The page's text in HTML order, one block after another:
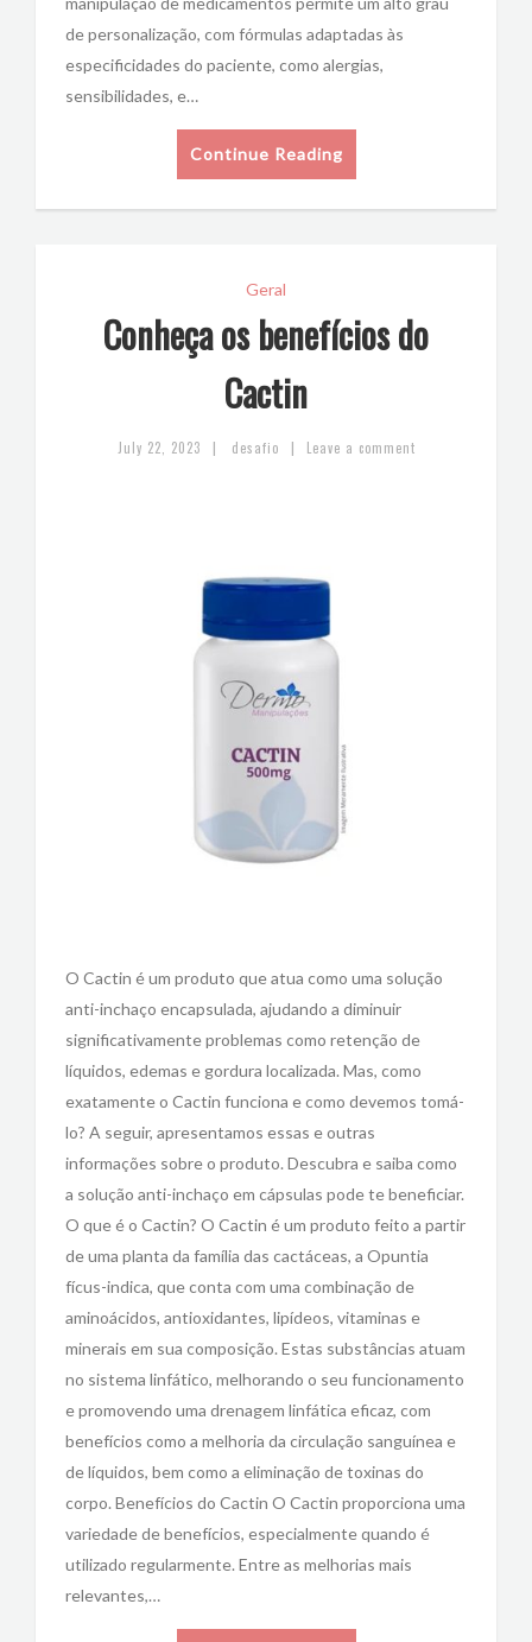
de personalização, com fórmulas adaptadas às
especificidades do paciente, como alergias,
sensibilidades, e…
Continue Reading
Geral
Conheça os benefícios do
Cactin
July 22, 2023 | desafio | Leave a comment
O Cactin é um produto que atua como uma solução
anti-inchaço encapsulada, ajudando a diminuir
significativamente problemas como retenção de
líquidos, edemas e gordura localizada. Mas, como
exatamente o Cactin funciona e como devemos tomá-
lo? A seguir, apresentamos essas e outras
informações sobre o produto. Descubra e saiba como
a solução anti-inchaço em cápsulas pode te beneficiar.
O que é o Cactin? O Cactin é um produto feito a partir
de uma planta da família das cactáceas, a Opuntia
fícus-indica, que conta com uma combinação de
aminoácidos, antioxidantes, lipídeos, vitaminas e
minerais em sua composição. Estas substâncias atuam
no sistema linfático, melhorando o seu funcionamento
e promovendo uma drenagem linfática eficaz, com
benefícios como a melhoria da circulação sanguínea e
de líquidos, bem como a eliminação de toxinas do
corpo. Benefícios do Cactin O Cactin proporciona uma
variedade de benefícios, especialmente quando é
utilizado regularmente. Entre as melhorias mais
relevantes,…